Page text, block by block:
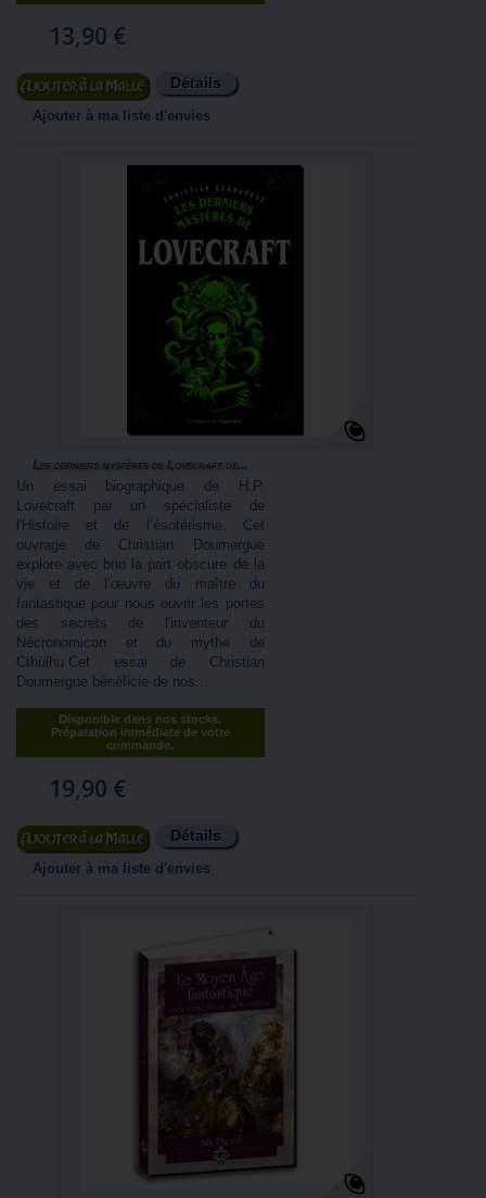
13,90 €
Ajouter au panier Détails
Ajouter à ma liste d'envies
Les derniers mystères de Lovecraft de...
Un essai biographique de H.P.
Lovecraft par un spécialiste de
l'Histoire et de l’ésotérisme. Cet
ouvrage de Christian Doumergue
explore avec brio la part obscure de la
vie et de l’œuvre du maître du
fantastique pour nous ouvrir les portes
des secrets de l'inventeur du
Nécronomicon et du mythe de
Cthulhu.Cet essai de Christian
Doumergue bénéficie de nos...
Disponible dans nos stocks.
Préparation immédiate de votre
commande.
19,90 €
Ajouter au panier Détails
Ajouter à ma liste d'envies